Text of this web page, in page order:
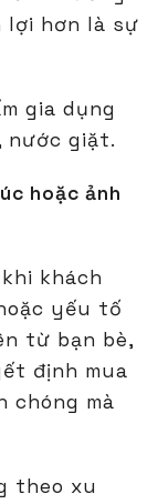
hơn là sự
gia dụng
nước giặt.
hoặc ảnh
khách
yếu tố
từ bạn bè,
định mua
chóng mà
theo xu